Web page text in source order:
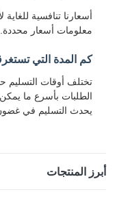
أسعارنا تنافسية للغاية
معلومات أسعار محددة.
كم المدة التي تستغرقها؟
تختلف أوقات التسليم حسب
الطلبات بأسرع ما يمكن مع
يحدث التسليم في غضون 5 أيام بعد استلام الودائع.
المنتجات